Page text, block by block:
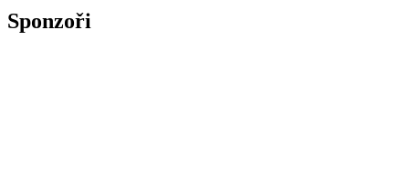
Sponzoři